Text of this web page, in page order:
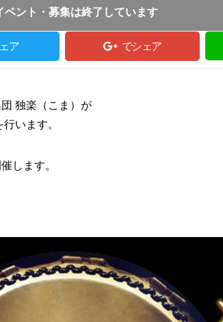
ベント・募集は終了しています
ア でシェア
独楽（こま）が
います。
します。